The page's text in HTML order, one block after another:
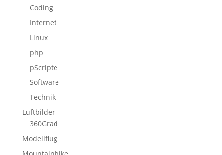
Coding
Internet
Linux
php
pScripte
Software
Technik
Luftbilder
360Grad
Modellflug
Mountainbike